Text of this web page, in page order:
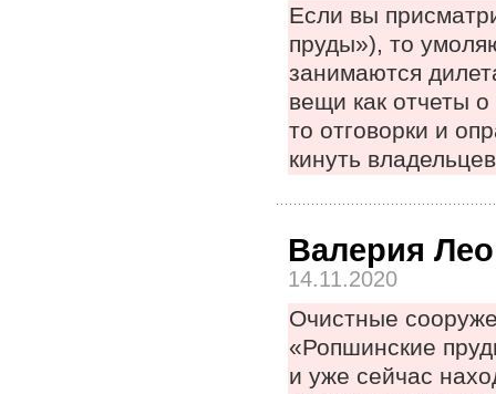
Если вы
пруды»), то
занимаются
вещи как отчеты
то отговорки и
кинуть
Валерия
14.11.2020
Очистные
«Ропшинские
и уже сейчас